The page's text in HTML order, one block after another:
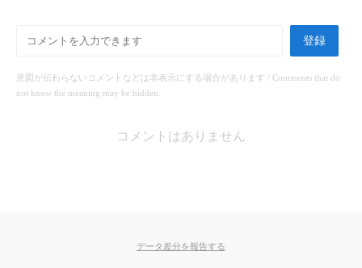
登録
意図が伝わらないコメントなどは非表示にする場合があります / Comments that do
not know the meaning may be hidden.
コメントはありません
データ差分を報告する